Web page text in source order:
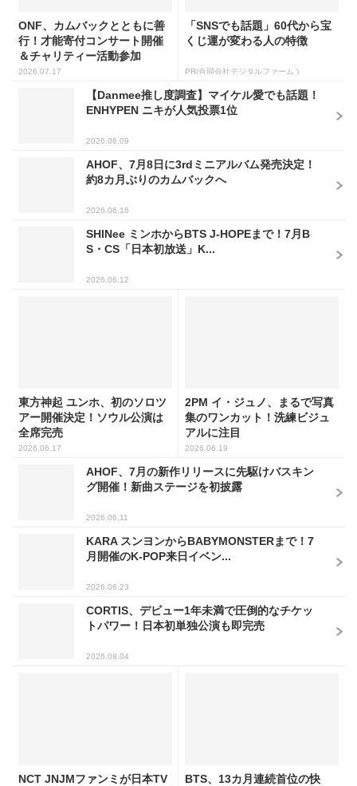
ONF、カムバックとともに善
行！才能寄付コンサート開催
＆チャリティー活動参加
2026.07.17
「SNSでも話題」60代から宝
くじ運が変わる人の特徴
PR(合同会社デジタルファーム )
【Danmee推し度調査】マイケル愛でも話題！
ENHYPEN ニキが人気投票1位
2026.06.09
AHOF、7月8日に3rdミニアルバム発売決定！
約8カ月ぶりのカムバックへ
2026.06.16
SHINee ミンホからBTS J-HOPEまで！7月B
S・CS「日本初放送」K...
2026.06.12
東方神起 ユンホ、初のソロツ
アー開催決定！ソウル公演は
全席完売
2026.06.17
2PM イ・ジュノ、まるで写真
集のワンカット！洗練ビジュ
アルに注目
2026.06.19
AHOF、7月の新作リリースに先駆けバスキン
グ開催！新曲ステージを初披露
2026.06.11
KARA スンヨンからBABYMONSTERまで！7
月開催のK-POP来日イベン...
2026.06.23
CORTIS、デビュー1年未満で圧倒的なチケッ
トパワー！日本初単独公演も即完売
2026.08.04
NCT JNJMファンミが日本TV
BTS、13カ月連続首位の快